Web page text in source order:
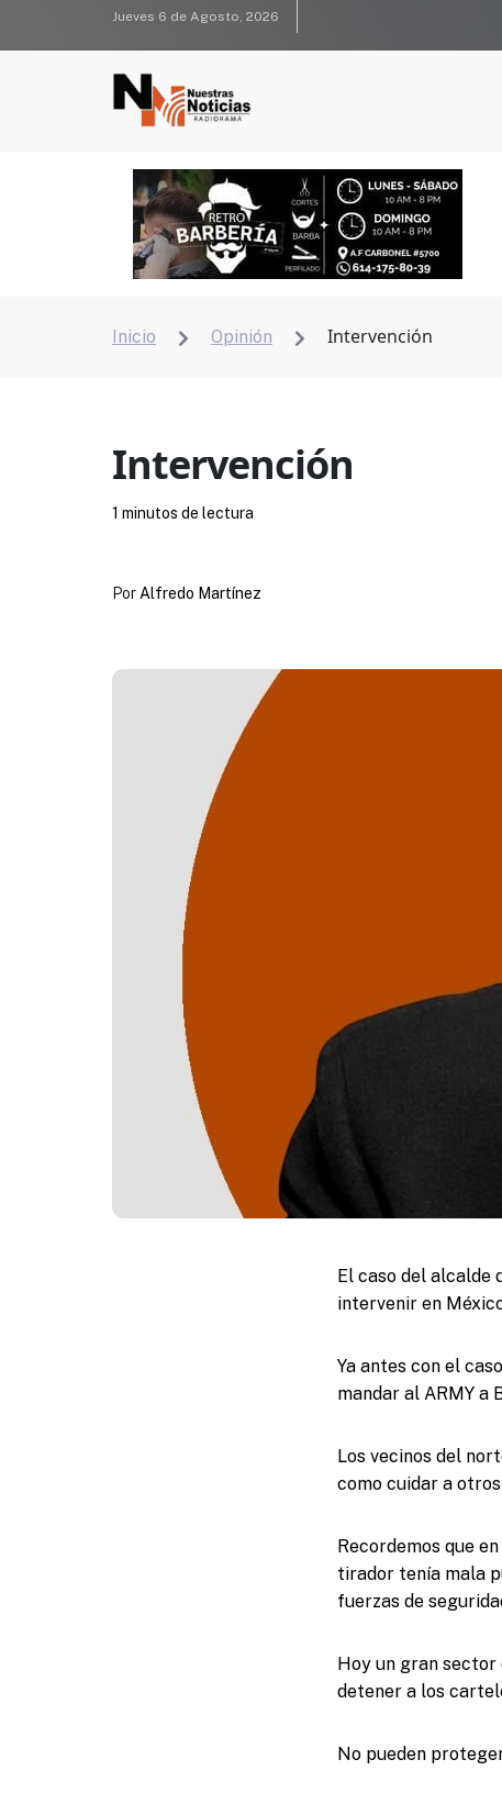
Jueves 6 de Agosto, 2026
Inicio  Opinión  Intervención
Intervención
Por Alfredo Martínez
1 minutos de lectura
El caso del alcalde
intervenir en
Ya antes con el
mandar al ARMY a
Los vecinos del
como cuidar a
Recordemos que
tirador tenía mala
fuerzas de
Hoy un gran sector
detener a los
No pueden